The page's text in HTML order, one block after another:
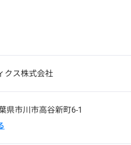
クス株式会社
県市川市高谷新町6-1